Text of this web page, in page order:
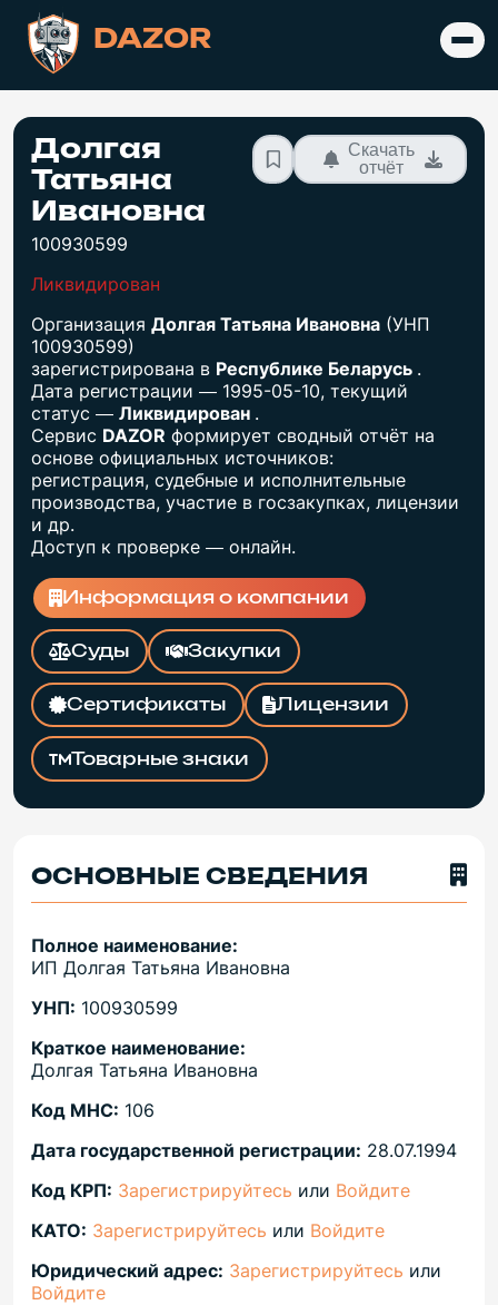
DAZOR
Долгая
Татьяна
Ивановна
100930599
Скачать
отчёт
Ликвидирован
Организация Долгая Татьяна Ивановна (УНП
100930599)
зарегистрирована в Республике Беларусь .
Дата регистрации — 1995-05-10, текущий
статус — Ликвидирован .
Сервис DAZOR формирует сводный отчёт на
основе официальных источников:
регистрация, судебные и исполнительные
производства, участие в госзакупках, лицензии
и др.
Доступ к проверке — онлайн.
Информация о компании
Суды Закупки
Сертификаты Лицензии
Товарные знаки
ОСНОВНЫЕ СВЕДЕНИЯ
Полное наименование:
ИП Долгая Татьяна Ивановна
УНП: 100930599
Краткое наименование:
Долгая Татьяна Ивановна
Код МНС: 106
Дата государственной регистрации: 28.07.1994
Код КРП: Зарегистрируйтесь или Войдите
КАТО: Зарегистрируйтесь или Войдите
Юридический адрес: Зарегистрируйтесь или
Войдите